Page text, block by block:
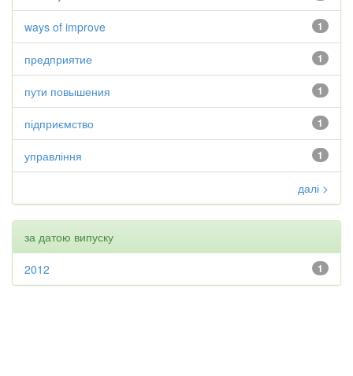
1
ways of improve
1
предприятие
1
пути повышения
1
підприємство
1
управління
далі >
за датою випуску
1
2012